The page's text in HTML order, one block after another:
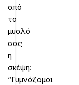
από
το
μυαλό
σας
η
σκέψη:
“Γυμνάζομαι